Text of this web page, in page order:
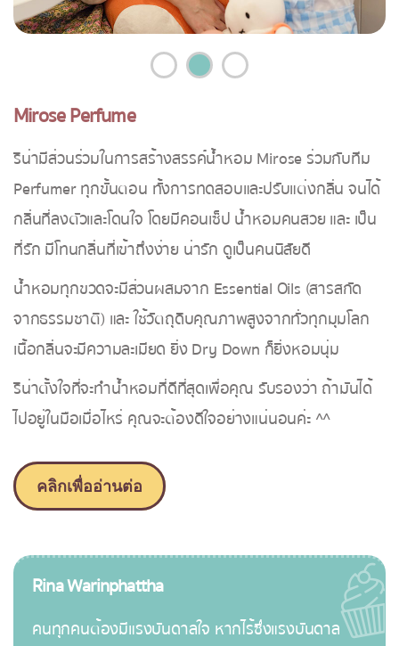
Mirose Perfume
ริน่ามีส่วนร่วมในการสร้างสรรค์น้ำหอม Mirose ร่วมกับทีม
Perfumer ทุกขั้นตอน ทั้งการทดสอบและปรับแต่งกลิ่น จนได้
กลิ่นที่ลงตัวและโดนใจ โดยมีคอนเซ็ป น้ำหอมคนสวย และ เป็น
ที่รัก มีโทนกลิ่นที่เข้าถึงง่าย น่ารัก ดูเป็นคนนิสัยดี
น้ำหอมทุกขวดจะมีส่วนผสมจาก Essential Oils (สารสกัด
จากธรรมชาติ) และ ใช้วัตถุดิบคุณภาพสูงจากทั่วทุกมุมโลก
เนื้อกลิ่นจะมีความละเมียด ยิ่ง Dry Down ก็ยิ่งหอมนุ่ม
ริน่าตั้งใจที่จะทำน้ำหอมที่ดีที่สุดเพื่อคุณ รับรองว่า ถ้ามันได้
ไปอยู่ในมือเมื่อไหร่ คุณจะต้องดีใจอย่างแน่นอนค่ะ ^^
คลิกเพื่ออ่านต่อ
Rina Warinphattha
คนทุกคนต้องมีแรงบันดาลใจ หากไร้ซึ่งแรงบันดาล